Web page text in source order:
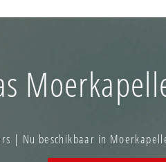
| Nu beschikbaar in